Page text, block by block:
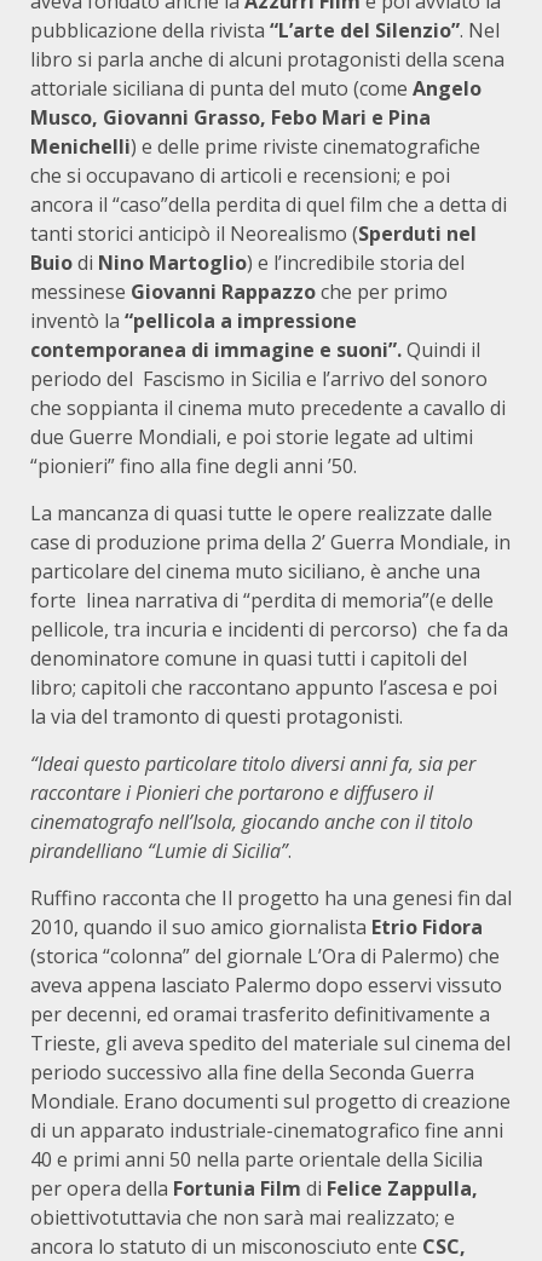
pubblicazione della rivista “L’arte del Silenzio”. Nel
libro si parla anche di alcuni protagonisti della scena
attoriale siciliana di punta del muto (come Angelo
Musco, Giovanni Grasso, Febo Mari e Pina
Menichelli) e delle prime riviste cinematografiche
che si occupavano di articoli e recensioni; e poi
ancora il “caso”della perdita di quel film che a detta di
tanti storici anticipò il Neorealismo (Sperduti nel
Buiodi Nino Martoglio) e l’incredibile storia del
messinese Giovanni Rappazzoche per primo
inventò la “pellicola a impressione
contemporanea di immagine e suoni”.Quindi il
periodo del Fascismo in Sicilia e l’arrivo del sonoro
che soppianta il cinema muto precedente a cavallo di
due Guerre Mondiali, e poi storie legate ad ultimi
“pionieri” fino alla fine degli anni ’50.
La mancanza di quasi tutte le opere realizzate dalle
case di produzione prima della 2’ Guerra Mondiale, in
particolare del cinema muto siciliano, è anche una
forte linea narrativa di “perdita di memoria”(e delle
pellicole, tra incuria e incidenti di percorso) che fa da
denominatore comune in quasi tutti i capitoli del
libro; capitoli che raccontano appunto l’ascesa e poi
la via del tramonto di questi protagonisti.
“Ideai questo particolare titolo diversi anni fa, sia per
raccontare i Pionieri che portarono e diffusero il
cinematografo nell’Isola, giocando anche con il titolo
pirandelliano “Lumie di Sicilia”.
Ruffino racconta che Il progetto ha una genesi fin dal
2010, quando il suo amico giornalista Etrio Fidora
(storica “colonna” del giornale L’Ora di Palermo) che
aveva appena lasciato Palermo dopo esservi vissuto
per decenni, ed oramai trasferito definitivamente a
Trieste, gli aveva spedito del materiale sul cinema del
periodo successivo alla fine della Seconda Guerra
Mondiale. Erano documenti sul progetto di creazione
di un apparato industriale-cinematografico fine anni
40 e primi anni 50 nella parte orientale della Sicilia
per opera della Fortunia Film di Felice Zappulla,
obiettivotuttavia che non sarà mai realizzato; e
ancora lo statuto di un misconosciuto ente CSC,